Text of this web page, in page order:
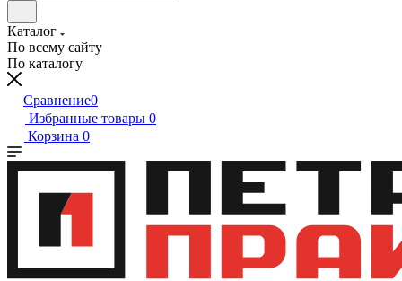
Каталог
По всему сайту
По каталогу
Сравнение0
Избранные товары 0
Корзина 0